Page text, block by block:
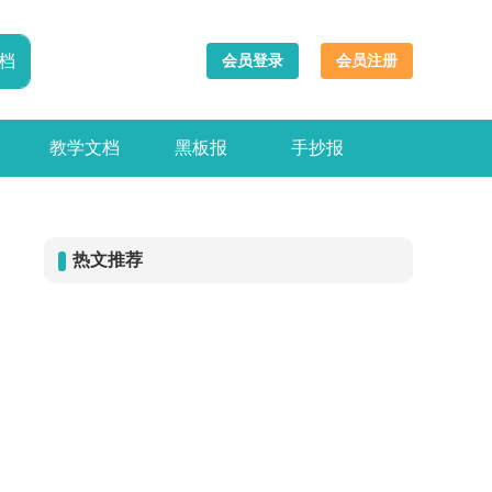
会员登录 会员注册
教学文档 黑板报 手抄报
热文推荐